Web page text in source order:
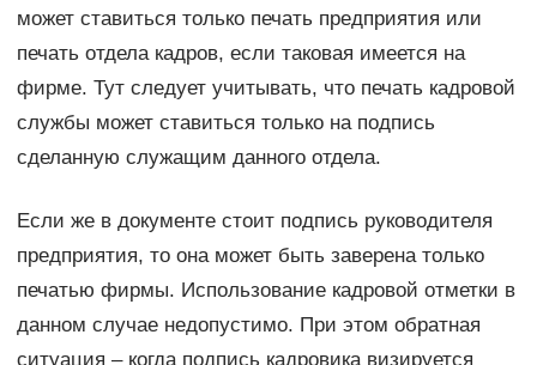
может ставиться только печать предприятия или
печать отдела кадров, если таковая имеется на
фирме. Тут следует учитывать, что печать кадровой
службы может ставиться только на подпись
сделанную служащим данного отдела.
Если же в документе стоит подпись руководителя
предприятия, то она может быть заверена только
печатью фирмы. Использование кадровой отметки в
данном случае недопустимо. При этом обратная
ситуация – когда подпись кадровика визируется